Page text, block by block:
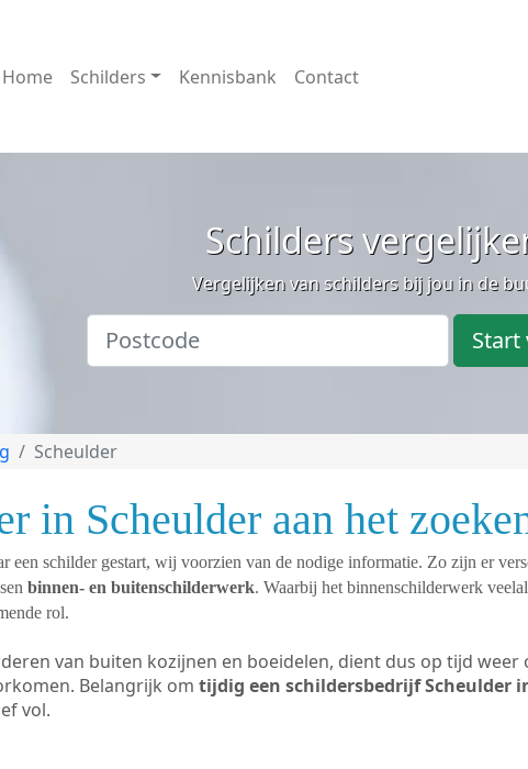
Home Schilders Kennisbank Contact
Schilders
Vergelijken van schilders bij jou in de
Start
Scheulder
in Scheulder aan het
een schilder gestart, wij voorzien van de nodige informatie. Zo zijn er
binnen- en buitenschilderwerk. Waarbij het binnenschilderwerk
rol.
van buiten kozijnen en boeidelen, dient dus op tijd
Belangrijk om tijdig een schildersbedrijf Scheulder
vol.